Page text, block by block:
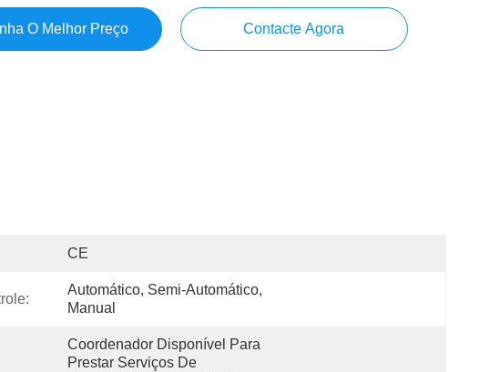
O Melhor Preço Contacte Agora
CE
Automático, Semi-Automático,
Manual
Coordenador Disponível Para
Prestar Serviços De